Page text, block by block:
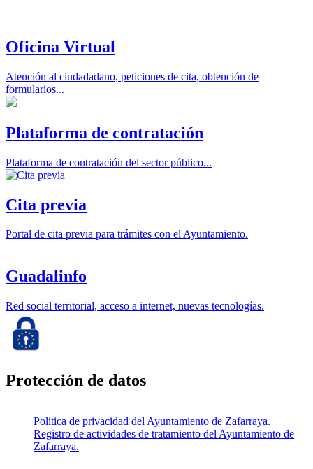
Oficina Virtual
Atención al ciudadadano, peticiones de cita, obtención de
formularios...
Plataforma de contratación
Plataforma de contratación del sector público...
Cita previa
Portal de cita previa para trámites con el Ayuntamiento.
Guadalinfo
Red social territorial, acceso a internet, nuevas tecnologías.
Protección de datos
Política de privacidad del Ayuntamiento de Zafarraya.
Registro de actividades de tratamiento del Ayuntamiento de
Zafarraya.